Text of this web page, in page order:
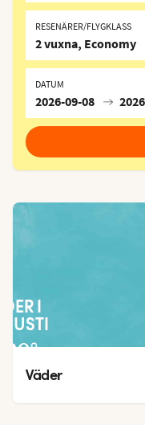
DATUM
2026-09-08
RESENÄRER/FLYGKLASS
2 vuxna, Economy
I
30°
23°
Väder